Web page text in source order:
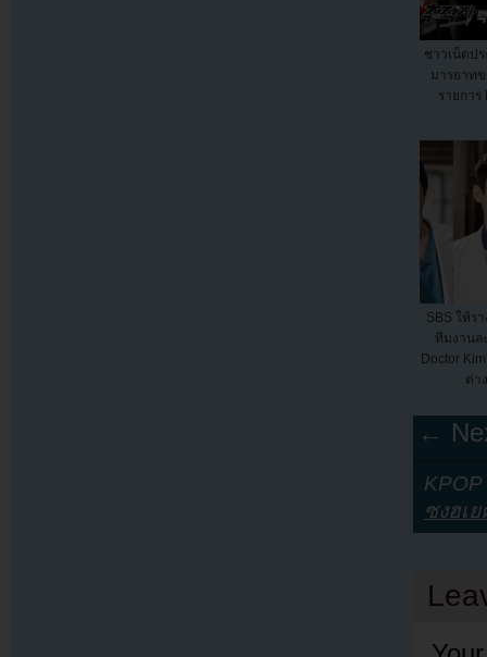
ชาวเน็ตป
มารยาท
รายการ
SBS ให้ร
ทีมงานล
Doctor
ต่า
←
ซงฮเ